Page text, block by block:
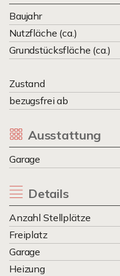
Baujahr
Nutzfläche (ca.)
Grundstücksfläche (ca.)
Zustand
bezugsfrei ab
Ausstattung
Garage
Details
Anzahl Stellplätze
Freiplatz
Garage
Heizung